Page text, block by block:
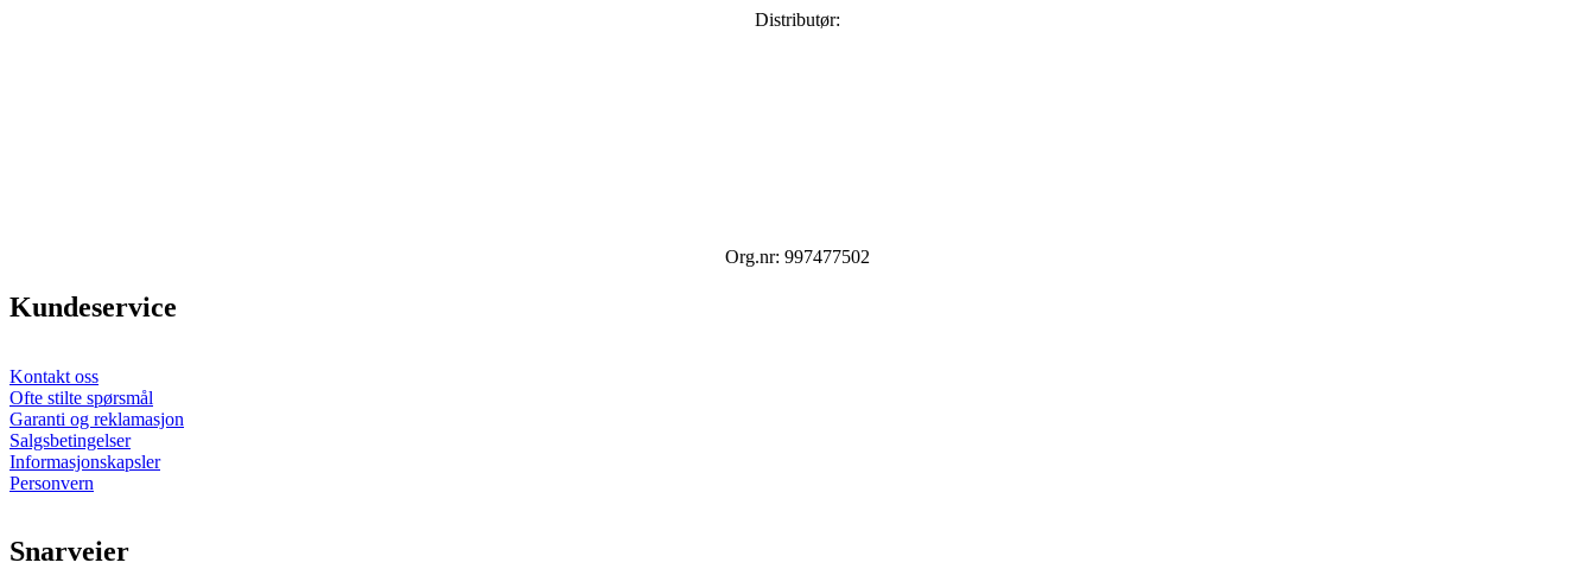
Distributør:
Org.nr: 997477502
Kundeservice
Kontakt oss
Ofte stilte spørsmål
Garanti og reklamasjon
Salgsbetingelser
Informasjonskapsler
Personvern
Snarveier